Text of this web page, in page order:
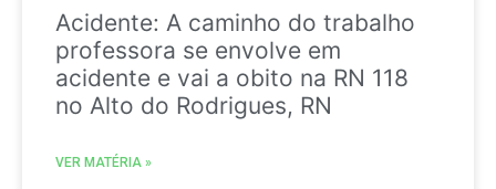
Acidente: A caminho do trabalho
professora se envolve em
acidente e vai a obito na RN 118
no Alto do Rodrigues, RN
VER MATÉRIA »